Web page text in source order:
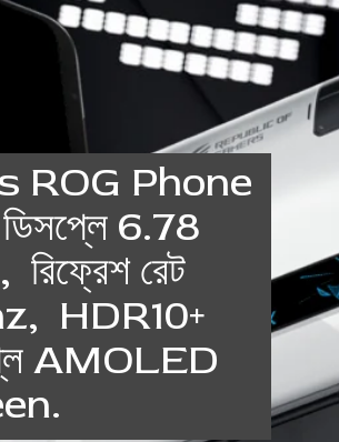
ROG Phone
6.78
রেট
HDR10+
AMOLED